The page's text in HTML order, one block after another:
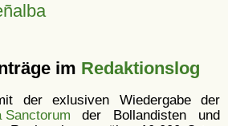
im Redaktionslog
der exlusiven Wiedergabe der
Sanctorum der Bollandisten und